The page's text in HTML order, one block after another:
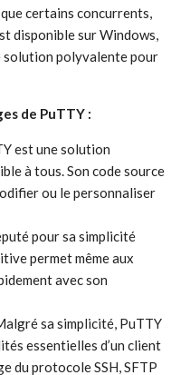
certains concurrents,
disponible sur Windows,
solution polyvalente pour
de PuTTY :
est une solution
à tous. Son code source
ou le personnaliser
pour sa simplicité
permet même aux
avec son
sa simplicité, PuTTY
essentielles d’un client
du protocole SSH, SFTP